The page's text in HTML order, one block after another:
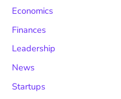
Economics
Finances
Leadership
News
Startups